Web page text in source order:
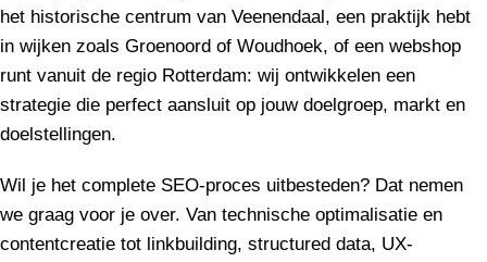
het historische centrum van Veenendaal, een praktijk hebt
in wijken zoals Groenoord of Woudhoek, of een webshop
runt vanuit de regio Rotterdam: wij ontwikkelen een
strategie die perfect aansluit op jouw doelgroep, markt en
doelstellingen.
Wil je het complete SEO-proces uitbesteden? Dat nemen
we graag voor je over. Van technische optimalisatie en
contentcreatie tot linkbuilding, structured data, UX-